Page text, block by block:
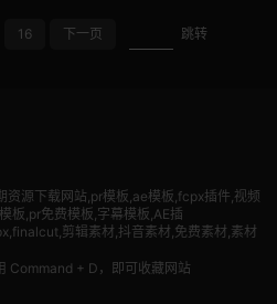
16 下一页 跳转
源下载网站,pr模板,ae模板,fcpx插件,视频
板,pr免费模板,字幕模板,AE插
剪辑素材,抖音素材,免费素材,素材
Command + D，即可收藏网站